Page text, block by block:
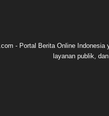
- Portal Berita Online
layanan publik,